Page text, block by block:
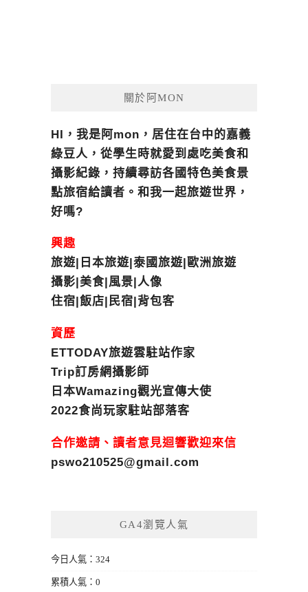
關於阿MON
HI，我是阿mon，居住在台中的嘉義
綠豆人，從學生時就愛到處吃美食和
攝影紀錄，持續尋訪各國特色美食景
點旅宿給讀者。和我一起旅遊世界，
好嗎?
興趣
旅遊|日本旅遊|泰國旅遊|歐洲旅遊
攝影|美食|風景|人像
住宿|飯店|民宿|背包客
資歷
ETTODAY旅遊雲駐站作家
Trip訂房網攝影師
日本Wamazing觀光宣傳大使
2022食尚玩家駐站部落客
合作邀請、讀者意見迴響歡迎來信
pswo210525@gmail.com
GA4瀏覽人氣
今日人氣：324
累積人氣：0